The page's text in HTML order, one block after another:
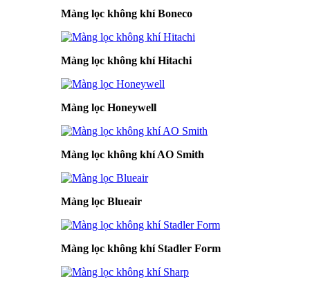
Màng lọc không khí Boneco
Màng lọc không khí Hitachi
Màng lọc Honeywell
Màng lọc không khí AO Smith
Màng lọc Blueair
Màng lọc không khí Stadler Form